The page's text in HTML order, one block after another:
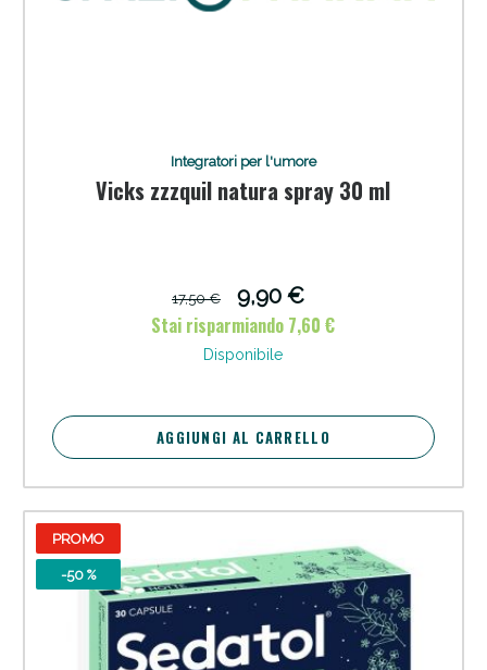
Integratori per l'umore
Vicks zzzquil natura spray 30 ml
17,50 €
9,90 €
Stai risparmiando 7,60 €
Disponibile
AGGIUNGI AL CARRELLO
PROMO
-50 %
Sconto fino al 55% disponibile oggi!